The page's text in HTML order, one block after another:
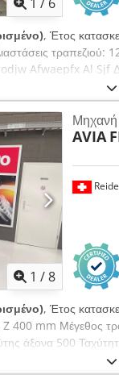
, Έτος
τραπεζιού:
Afwaepfx Al Sjf
Στροφές: 10.000
X/Y: 35 m/
mm
χειρός - Τεκμηρίωση
Πολύ καλή
1 /8
AVIA
, Έτος
400 mm Μέγεθος
άξονα 500
Ταχεία διάσχιση